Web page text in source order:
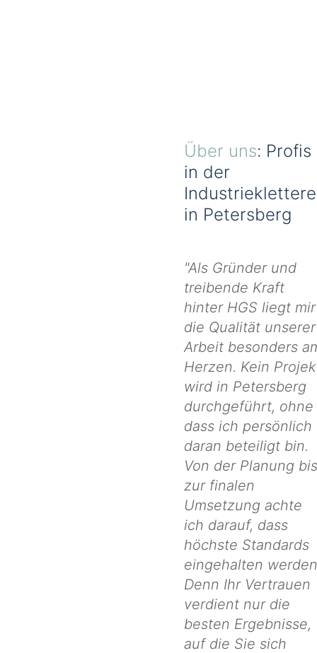
Über uns: Profis
in der
in Petersberg
"Als Gründer und
treibende Kraft
hinter HGS liegt mir
die Qualität unserer
Arbeit besonders
Herzen. Kein
wird in Petersberg
durchgeführt, ohne
dass ich persönlich
daran beteiligt bin.
Von der Planung bis
zur finalen
Umsetzung achte
ich darauf, dass
höchste Standards
eingehalten
Denn Ihr Vertrauen
verdient nur die
besten Ergebnisse,
auf die Sie sich